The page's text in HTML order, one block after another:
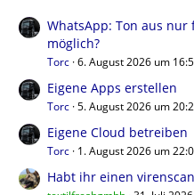
WhatsApp: Ton aus
möglich?
Torc 6. August 2026 um
Eigene Apps erstellen
Torc 5. August 2026 um
Eigene Cloud betreiben
Torc 1. August 2026 um
Habt ihr einen